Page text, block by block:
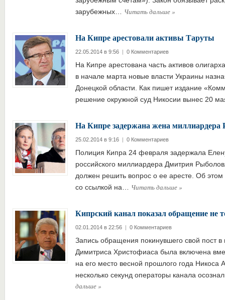
зарубежных… Читать дальше»
На Кипре арестовали активы Таруты
22.05.2014 в 9:56 | 0 Комментариев
На Кипре арестована часть активов
в начале марта новые власти Украины
Донецкой области. Как пишет издание
решение окружной суд Никосии вынес 20
На Кипре задержана жена миллиардера
25.02.2014 в 9:16 | 0 Комментариев
Полиция Кипра 24 февраля задержала
российского миллиардера Дмитрия
должен решить вопрос о ее аресте. Об
со ссылкой на… Читать дальше»
Кипрский канал показал обращение не
02.01.2014 в 22:56 | 0 Комментариев
Запись обращения покинувшего свой пост в
Димитриса Христофиаса была включена
на его место весной прошлого года Никоса
несколько секунд операторы канала
дальше»